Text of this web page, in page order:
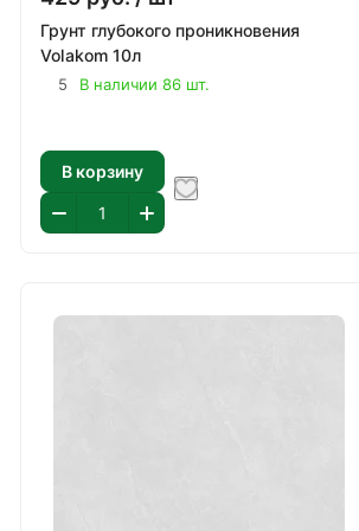
Грунт глубокого проникновения
Volakom 10л
5 В наличии 86 шт.
В корзину